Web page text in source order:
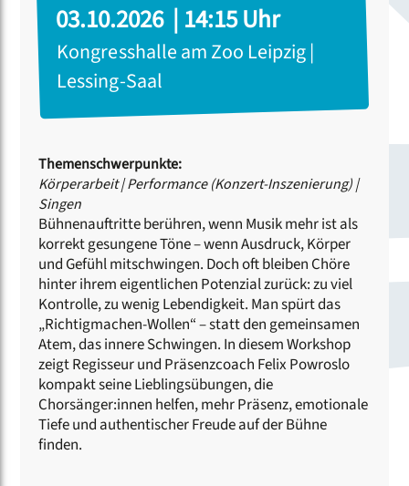
03.10.2026 | 14:15 Uhr
Kongresshalle am Zoo Leipzig |
Lessing-Saal
Themenschwerpunkte:
Körperarbeit|Performance (Konzert-Inszenierung)|
Singen
Bühnenauftritte berühren, wenn Musik mehr ist als
korrekt gesungene Töne – wenn Ausdruck, Körper
und Gefühl mitschwingen. Doch oft bleiben Chöre
hinter ihrem eigentlichen Potenzial zurück: zu viel
Kontrolle, zu wenig Lebendigkeit. Man spürt das
„Richtigmachen-Wollen“ – statt den gemeinsamen
Atem, das innere Schwingen. In diesem Workshop
zeigt Regisseur und Präsenzcoach Felix Powroslo
kompakt seine Lieblingsübungen, die
Chorsänger:innen helfen, mehr Präsenz, emotionale
Tiefe und authentischer Freude auf der Bühne
finden.